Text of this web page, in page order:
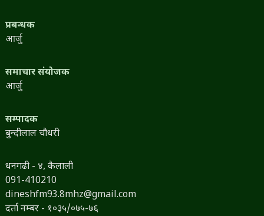
प्रबन्धक
आर्जु
समाचार संयोजक
आर्जु
सम्पादक
बुन्दीलाल चौधरी
धनगढी - ४, कैलाली
091-410210
dineshfm93.8mhz@gmail.com
दर्ता नम्बर - १०३५/०७५-७६